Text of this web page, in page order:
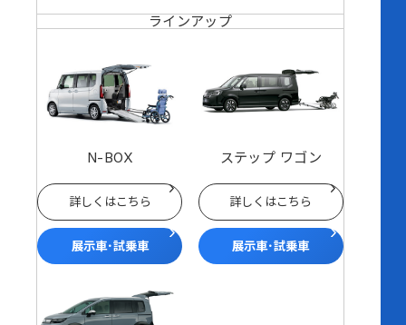
ラインアップ
N-BOX
詳しくはこちら
展示車･試乗車
ステップ ワゴン
詳しくはこちら
展示車･試乗車